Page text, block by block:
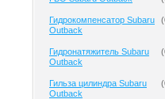
Гидрокомпенсатор Subaru
Outback
(
Гидронатяжитель Subaru
Outback
(
Гильза цилиндра Subaru
Outback
(